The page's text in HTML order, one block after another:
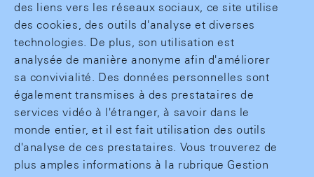
des liens vers les réseaux sociaux, ce site utilise
des cookies, des outils d'analyse et diverses
technologies. De plus, son utilisation est
analysée de manière anonyme afin d'améliorer
sa convivialité. Des données personnelles sont
également transmises à des prestataires de
services vidéo à l'étranger, à savoir dans le
monde entier, et il est fait utilisation des outils
d'analyse de ces prestataires. Vous trouverez de
plus amples informations à la rubrique Gestion